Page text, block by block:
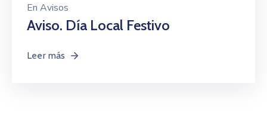
En Avisos
Aviso. Día Local Festivo
Leer más